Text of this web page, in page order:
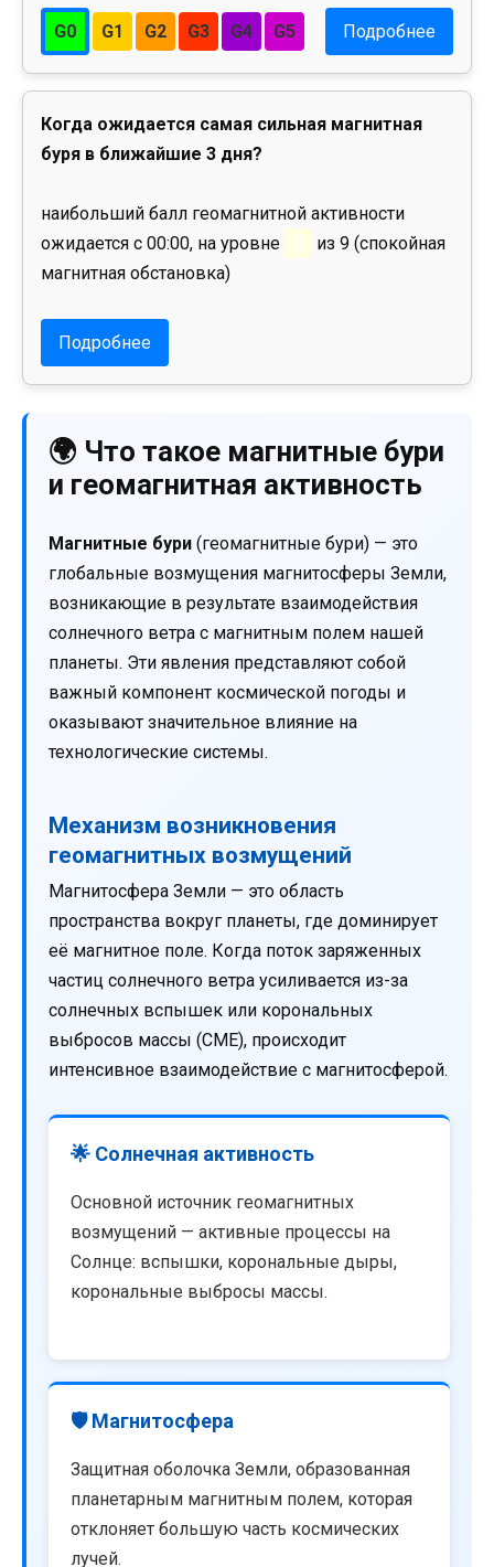
G0 G1 G2 G3 G4 G5 Подробнее
Когда ожидается самая сильная магнитная
буря в ближайшие 3 дня?
наибольший балл геомагнитной активности
ожидается с 00:00, на уровне
0
из 9 (спокойная
магнитная обстановка)
Подробнее
🌍 Что такое магнитные бури
и геомагнитная активность
Магнитные бури (геомагнитные бури) — это
глобальные возмущения магнитосферы Земли,
возникающие в результате взаимодействия
солнечного ветра с магнитным полем нашей
планеты. Эти явления представляют собой
важный компонент космической погоды и
оказывают значительное влияние на
технологические системы.
Механизм возникновения
геомагнитных возмущений
Магнитосфера Земли — это область
пространства вокруг планеты, где доминирует
её магнитное поле. Когда поток заряженных
частиц солнечного ветра усиливается из-за
солнечных вспышек или корональных
выбросов массы (CME), происходит
интенсивное взаимодействие с магнитосферой.
🌟 Солнечная активность
Основной источник геомагнитных
возмущений — активные процессы на
Солнце: вспышки, корональные дыры,
корональные выбросы массы.
🛡️ Магнитосфера
Защитная оболочка Земли, образованная
планетарным магнитным полем, которая
отклоняет большую часть космических
лучей.